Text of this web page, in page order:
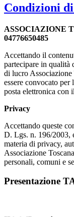
Condizioni
ASSOCIAZIONE
04776650485
Accettando il
partecipare in qualità
di lucro
essere convocato
posta elettronica con
Privacy
Accettando queste
D. Lgs. n. 196/2003,
materia di privacy,
Associazione
personali, comuni e
Presentazione